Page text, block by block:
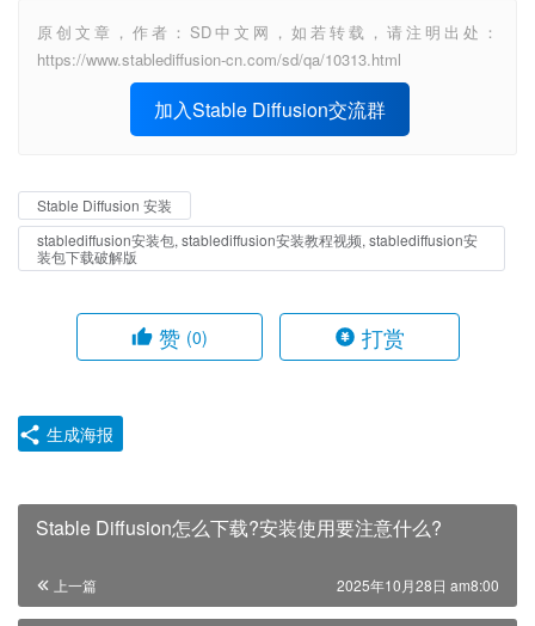
原创文章，作者：SD中文网，如若转载，请注明出处：
https://www.stablediffusion-cn.com/sd/qa/10313.html
加入Stable Diffusion交流群
Stable Diffusion 安装
stablediffusion安装包, stablediffusion安装教程视频, stablediffusion安
装包下载破解版
赞 (0) 打赏
生成海报
Stable Diffusion怎么下载?安装使用要注意什么?
上一篇 2025年10月28日 am8:00